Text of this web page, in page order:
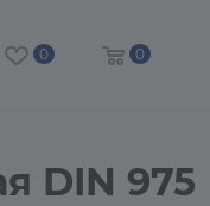
0 0
DIN 975